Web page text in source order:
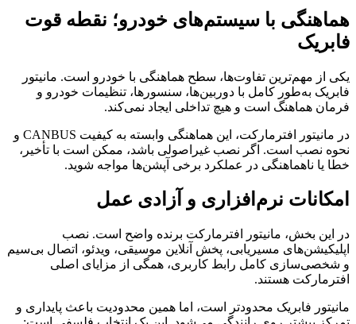
هماهنگی با سیستم‌های خودرو؛ نقطه قوت
فابریک
یکی از مهم‌ترین تفاوت‌ها، سطح هماهنگی با خودرو است. مانیتور
فابریک به‌طور کامل با دوربین‌ها، سنسورها، تنظیمات خودرو و
فرمان هماهنگ است و هیچ تداخلی ایجاد نمی‌کند.
در مانیتور افترمارکت، این هماهنگی وابسته به کیفیت CANBUS و
نحوه نصب است. اگر نصب غیراصولی باشد، ممکن است با تأخیر،
خطا یا ناهماهنگی در عملکرد برخی آپشن‌ها مواجه شوید.
امکانات نرم‌افزاری و آزادی عمل
در این بخش، مانیتور افترمارکت برنده واضح است. نصب
اپلیکیشن‌های مسیریابی، پخش آنلاین موسیقی، ویدئو، اتصال بی‌سیم
و شخصی‌سازی کامل رابط کاربری، همگی از مزایای اصلی
افترمارکت هستند.
مانیتور فابریک محدودتر است، اما همین محدودیت باعث پایداری و